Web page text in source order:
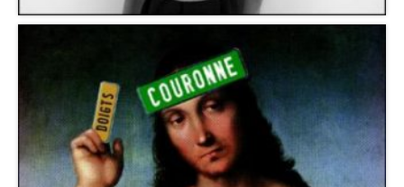
Chapelle de la Visitation